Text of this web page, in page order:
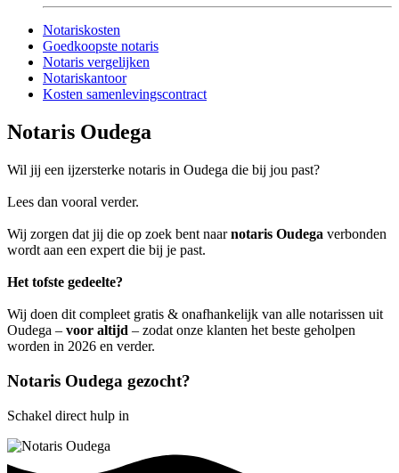
Notariskosten
Goedkoopste notaris
Notaris vergelijken
Notariskantoor
Kosten samenlevingscontract
Notaris Oudega
Wil jij een ijzersterke notaris in Oudega die bij jou past?
Lees dan vooral verder.
Wij zorgen dat jij die op zoek bent naarnotaris Oudega verbonden
wordt aan een expert die bij je past.
Het tofste gedeelte?
Wij doen dit compleet gratis & onafhankelijk van alle notarissen uit
Oudega – voor altijd – zodat onze klanten het beste geholpen
worden in 2026 en verder.
Notaris Oudega gezocht?
Schakel direct hulp in